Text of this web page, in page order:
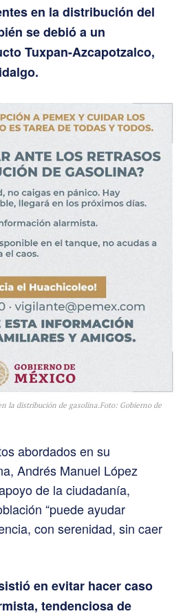
en la distribución del
se debió a un
Tuxpan-Azcapotzalco,
la distribución de gasolina.Foto: Gobierno de
abordados en su
Andrés Manuel López
de la ciudadanía,
“puede ayudar
con serenidad, sin caer
en evitar hacer caso
tendenciosa de